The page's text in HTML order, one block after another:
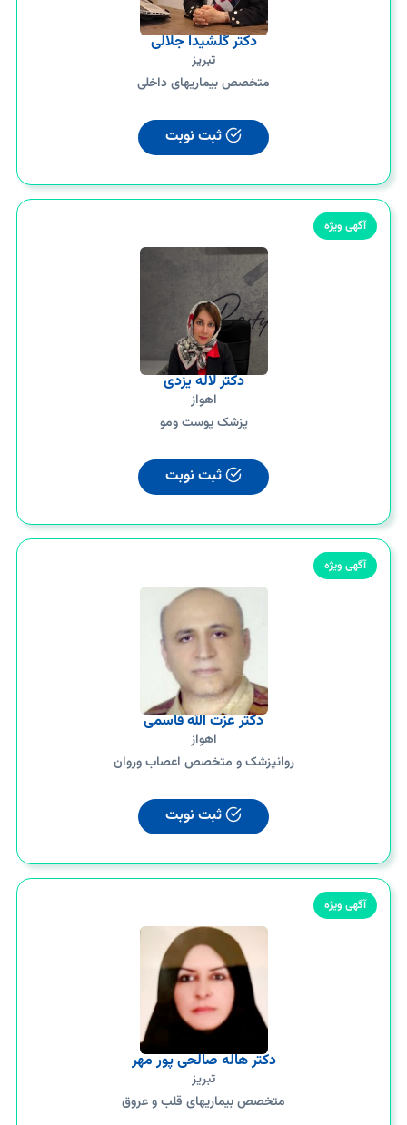
دکتر گلشیدا جلالی
تبریز
متخصص بیماریهای داخلی
ثبت نوبت
آگهی ویژه
دکتر لاله یزدی
اهواز
پزشک پوست ومو
ثبت نوبت
آگهی ویژه
دکتر عزت الله قاسمی
اهواز
روانپزشک و متخصص اعصاب وروان
ثبت نوبت
آگهی ویژه
دکتر هاله صالحی پور مهر
تبریز
متخصص بیماریهای قلب و عروق